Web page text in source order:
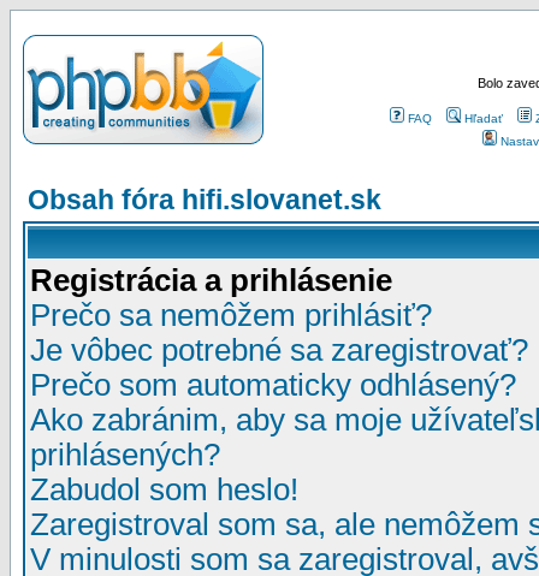
Bolo
FAQ Hľadať
Obsah fóra hifi.slovanet.sk
Registrácia a prihlásenie
Prečo sa nemôžem prihlásiť?
Je vôbec potrebné sa zaregistrovať?
Prečo som automaticky odhlásený?
Ako zabránim, aby sa moje
prihlásených?
Zabudol som heslo!
Zaregistroval som sa, ale nemôžem
V minulosti som sa zaregistroval,